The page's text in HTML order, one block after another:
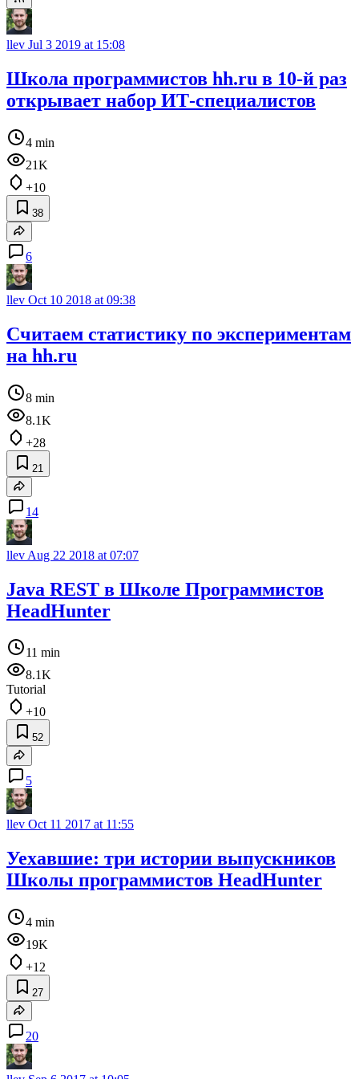
llev Jul 3 2019 at 15:08
Школа программистов hh.ru в 10-й раз
открывает набор ИТ-специалистов
4 min
21K
+10
38
6
llev Oct 10 2018 at 09:38
Считаем статистику по экспериментам
на hh.ru
8 min
8.1K
+28
21
14
llev Aug 22 2018 at 07:07
Java REST в Школе Программистов
HeadHunter
11 min
8.1K
Tutorial
+10
52
5
llev Oct 11 2017 at 11:55
Уехавшие: три истории выпускников
Школы программистов HeadHunter
4 min
19K
+12
27
20